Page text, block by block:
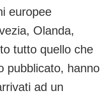
europee
Olanda,
tutto quello che
pubblicato, hanno
ad un